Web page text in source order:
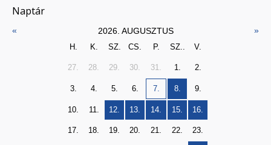
Naptár
« 2026. AUGUSZTUS »
H. K. SZ. CS. P. SZ.. V.
27. 28. 29. 30. 31. 1. 2.
3. 4. 5. 6. 7. 8. 9.
10. 11. 12. 13. 14. 15. 16.
17. 18. 19. 20. 21. 22. 23.